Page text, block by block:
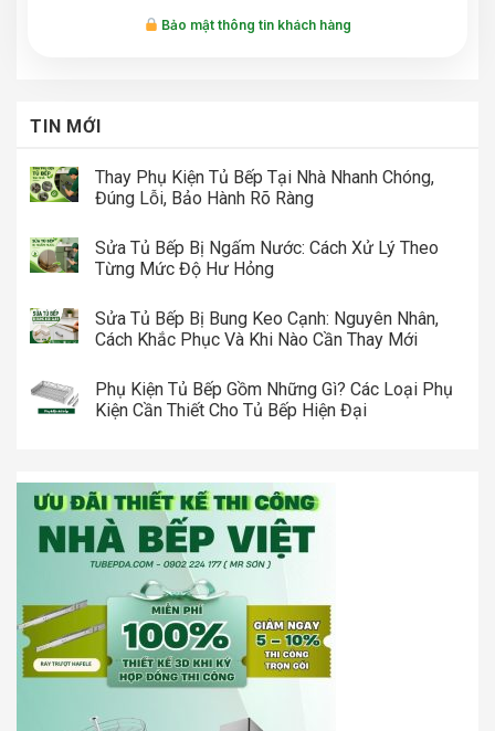
Bảo mật thông tin khách hàng
TIN MỚI
Thay Phụ Kiện Tủ Bếp Tại Nhà Nhanh Chóng,
Đúng Lỗi, Bảo Hành Rõ Ràng
Sửa Tủ Bếp Bị Ngấm Nước: Cách Xử Lý Theo
Từng Mức Độ Hư Hỏng
Sửa Tủ Bếp Bị Bung Keo Cạnh: Nguyên Nhân,
Cách Khắc Phục Và Khi Nào Cần Thay Mới
Phụ Kiện Tủ Bếp Gồm Những Gì? Các Loại Phụ
Kiện Cần Thiết Cho Tủ Bếp Hiện Đại